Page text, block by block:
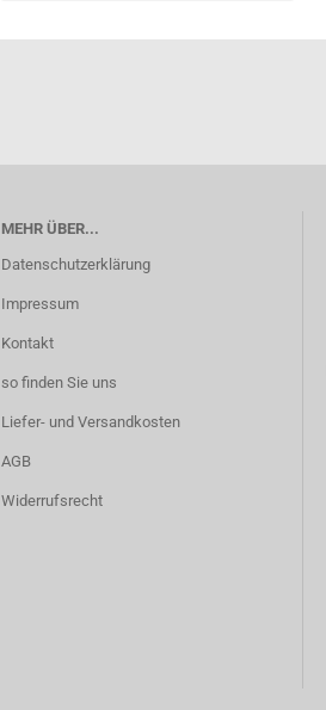
MEHR ÜBER...
Datenschutzerklärung
Impressum
Kontakt
so finden Sie uns
Liefer- und Versandkosten
AGB
Widerrufsrecht